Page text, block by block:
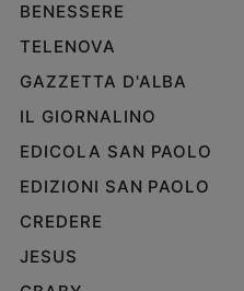
BENESSERE
TELENOVA
GAZZETTA D'ALBA
IL GIORNALINO
EDICOLA SAN PAOLO
EDIZIONI SAN PAOLO
CREDERE
JESUS